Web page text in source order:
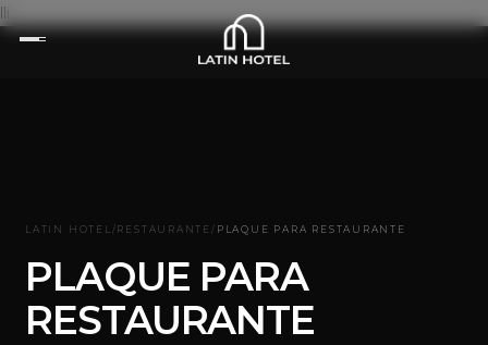
lli
LATIN HOTEL /RESTAURANTE/ PLAQUE PARA RESTAURANTE
PLAQUE PARA
RESTAURANTE